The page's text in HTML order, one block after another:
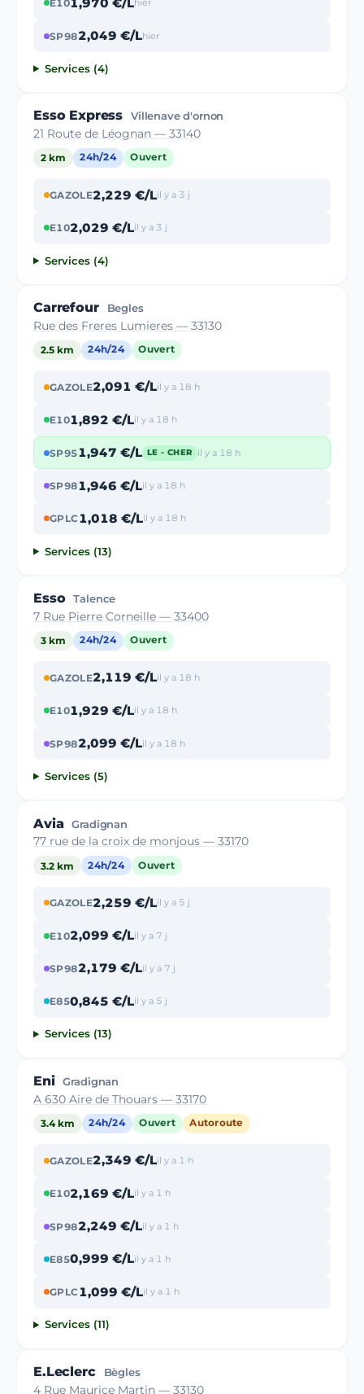
E10 hier
SP982,049 €/Lhier
Services (4)
Esso Express Villenave d'ornon
21 Route de Léognan — 33140
2 km 24h/24 Ouvert
GAZOLE2,229 €/Lil y a 3 j
E102,029 €/Lil y a 3 j
Services (4)
Carrefour Begles
Rue des Freres Lumieres — 33130
2.5 km 24h/24 Ouvert
GAZOLE2,091 €/Lil y a 18 h
E101,892 €/Lil y a 18 h
SP951,947 €/L LE - CHER il y a 18 h
SP981,946 €/Lil y a 18 h
GPLC1,018 €/Lil y a 18 h
Services (13)
Esso Talence
7 Rue Pierre Corneille — 33400
3 km 24h/24 Ouvert
GAZOLE2,119 €/Lil y a 18 h
E101,929 €/Lil y a 18 h
SP982,099 €/Lil y a 18 h
Services (5)
Avia Gradignan
77 rue de la croix de monjous — 33170
3.2 km 24h/24 Ouvert
GAZOLE2,259 €/Lil y a 5 j
E102,099 €/Lil y a 7 j
SP982,179 €/Lil y a 7 j
E850,845 €/Lil y a 5 j
Services (13)
Eni Gradignan
A 630 Aire de Thouars — 33170
3.4 km 24h/24 Ouvert Autoroute
GAZOLE2,349 €/Lil y a 1 h
E102,169 €/Lil y a 1 h
SP982,249 €/Lil y a 1 h
E850,999 €/Lil y a 1 h
GPLC1,099 €/Lil y a 1 h
Services (11)
E.Leclerc Bègles
4 Rue Maurice Martin — 33130